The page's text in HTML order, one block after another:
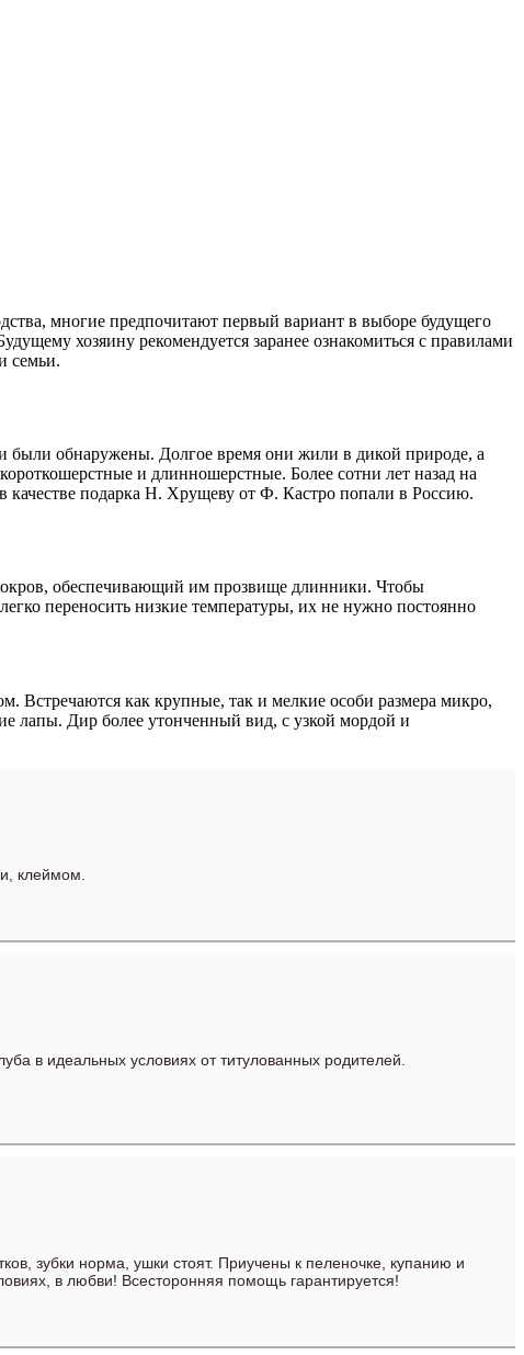
многие предпочитают первый вариант в выборе будущего
хозяину рекомендуется заранее ознакомиться с правилами
семьи.
были обнаружены. Долгое время они жили в дикой природе, а
и длинношерстные. Более сотни лет назад на
качестве подарка Н. Хрущеву от Ф. Кастро попали в Россию.
обеспечивающий им прозвище длинники. Чтобы
переносить низкие температуры, их не нужно постоянно
Встречаются как крупные, так и мелкие особи размера микро,
лапы. Дир более утонченный вид, с узкой мордой и
клеймом.
в идеальных условиях от титулованных родителей.
зубки норма, ушки стоят. Приучены к пеленочке, купанию и
в любви! Всесторонняя помощь гарантируется!